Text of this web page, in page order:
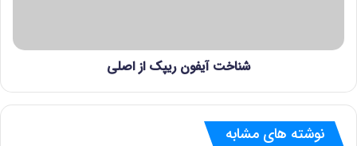
شناخت آیفون ریپک از اصلی
نوشته های مشابه